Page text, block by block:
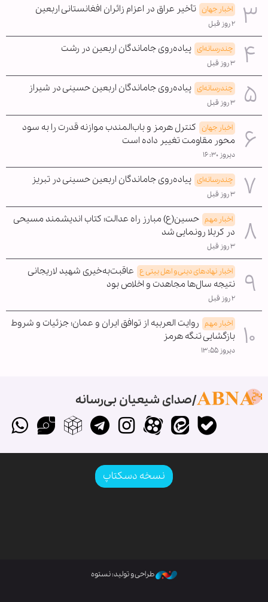
اخبار جهان تأخیر عراق در اعزام زائران افغانستانی اربعین
۲ روز قبل
چندرسانه‌ای پیاده‌روی جاماندگان اربعین در رشت
۳ روز قبل
چندرسانه‌ای پیاده‌روی جاماندگان اربعین حسینی در شیراز
۳ روز قبل
اخبار جهان کنترل هرمز و باب‌المندب موازنه قدرت را به سود
محور مقاومت تغییر داده است
دیروز ۱۶:۳۰
چندرسانه‌ای پیاده‌روی جاماندگان اربعین حسینی در تبریز
۳ روز قبل
اخبار مهم حسین(ع) مبارز راه عدالت؛ کتاب اندیشمند مسیحی
در کربلا رونمایی شد
۳ روز قبل
اخبار نهادهای دینی و اهل بیتی ع عاقبت‌به‌خیری شهید لاریجانی
نتیجه سال‌ها مجاهدت و اخلاص بود
۲ روز قبل
اخبار مهم روایت العربیه از توافق ایران و عمان؛ جزئیات و شروط
بازگشایی تنگه هرمز
دیروز ۱۳:۵۵
صدای شیعیان بی‌رسانه
نسخه دسکتاپ
طراحی و تولید: نستوه